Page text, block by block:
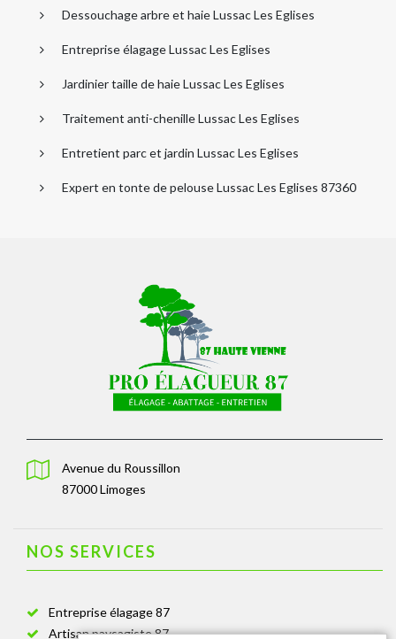
Dessouchage arbre et haie Lussac Les Eglises
Entreprise élagage Lussac Les Eglises
Jardinier taille de haie Lussac Les Eglises
Traitement anti-chenille Lussac Les Eglises
Entretient parc et jardin Lussac Les Eglises
Expert en tonte de pelouse Lussac Les Eglises 87360
Avenue du Roussillon
87000 Limoges
NOS SERVICES
Entreprise élagage 87
Artisan paysagiste 87